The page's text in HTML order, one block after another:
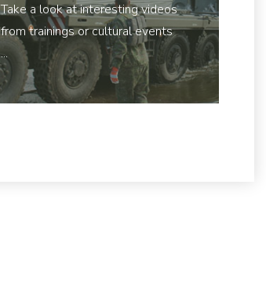
Take a look at interesting videos
from trainings or cultural events
...